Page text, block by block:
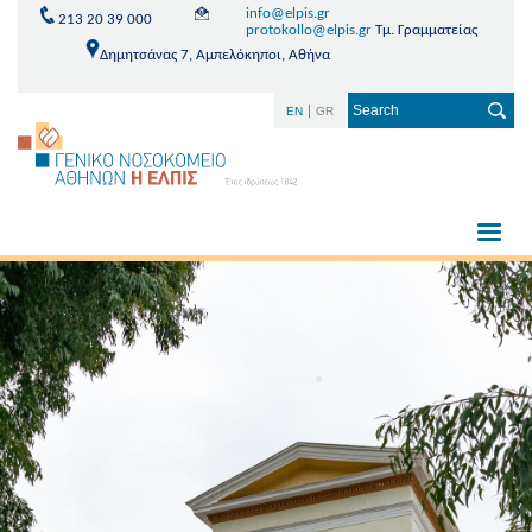
213 20 39 000
info@elpis.gr
protokollo@elpis.grΤμ. Γραμματείας
Δημητσάνας 7, Αμπελόκηποι, Αθήνα
EN GR